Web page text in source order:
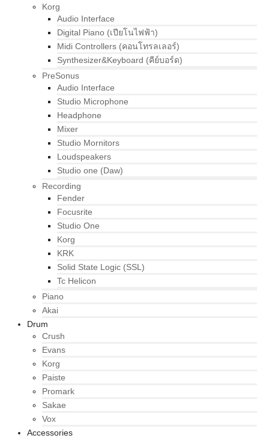
Korg
Audio Interface
Digital Piano (เปียโนไฟฟ้า)
Midi Controllers (คอนโทรลเลอร์)
Synthesizer&Keyboard (คีย์บอร์ด)
PreSonus
Audio Interface
Studio Microphone
Headphone
Mixer
Studio Mornitors
Loudspeakers
Studio one (Daw)
Recording
Fender
Focusrite
Studio One
Korg
KRK
Solid State Logic (SSL)
Tc Helicon
Piano
Akai
Drum
Crush
Evans
Korg
Paiste
Promark
Sakae
Vox
Accessories